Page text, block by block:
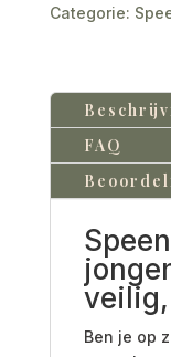
Categorie:
FAQ
Ben je op